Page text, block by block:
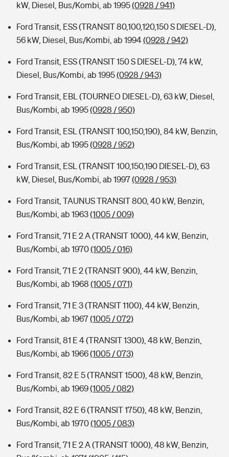
kW, Diesel, Bus/Kombi, ab 1995(0928 / 941)
Ford Transit, ESS (TRANSIT 80,100,120,150 S DIESEL-D),
56 kW, Diesel, Bus/Kombi, ab 1994(0928 / 942)
Ford Transit, ESS (TRANSIT 150 S DIESEL-D), 74 kW,
Diesel, Bus/Kombi, ab 1995(0928 / 943)
Ford Transit, EBL (TOURNEO DIESEL-D), 63 kW, Diesel,
Bus/Kombi, ab 1995(0928 / 950)
Ford Transit, ESL (TRANSIT 100,150,190), 84 kW, Benzin,
Bus/Kombi, ab 1995(0928 / 952)
Ford Transit, ESL (TRANSIT 100,150,190 DIESEL-D), 63
kW, Diesel, Bus/Kombi, ab 1997(0928 / 953)
Ford Transit, TAUNUS TRANSIT 800, 40 kW, Benzin,
Bus/Kombi, ab 1963(1005 / 009)
Ford Transit, 71 E 2 A (TRANSIT 1000), 44 kW, Benzin,
Bus/Kombi, ab 1970(1005 / 016)
Ford Transit, 71 E 2 (TRANSIT 900), 44 kW, Benzin,
Bus/Kombi, ab 1968 (1005 / 071)
Ford Transit, 71 E 3 (TRANSIT 1100), 44 kW, Benzin,
Bus/Kombi, ab 1967(1005 / 072)
Ford Transit, 81 E 4 (TRANSIT 1300), 48 kW, Benzin,
Bus/Kombi, ab 1966(1005 / 073)
Ford Transit, 82 E 5 (TRANSIT 1500), 48 kW, Benzin,
Bus/Kombi, ab 1969(1005 / 082)
Ford Transit, 82 E 6 (TRANSIT 1750), 48 kW, Benzin,
Bus/Kombi, ab 1970(1005 / 083)
Ford Transit, 71 E 2 A (TRANSIT 1000), 48 kW, Benzin,